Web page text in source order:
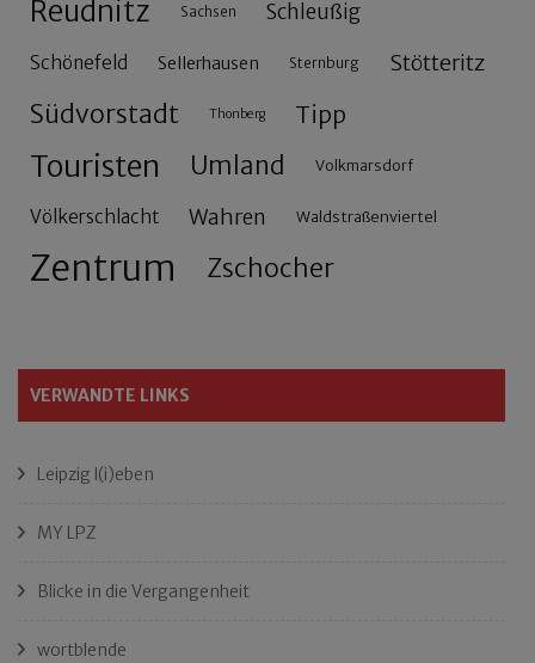
Reudnitz Sachsen Schleußig
Schönefeld Sellerhausen Sternburg Stötteritz
Südvorstadt Thonberg Tipp
Touristen Umland Volkmarsdorf
Völkerschlacht Wahren Waldstraßenviertel
Zentrum Zschocher
VERWANDTE LINKS
Leipzig l(i)eben
MY LPZ
Blicke in die Vergangenheit
wortblende